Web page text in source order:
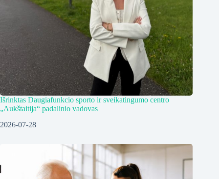
Išrinktas Daugiafunkcio sporto ir sveikatingumo centro
„Aukštaitija“ padalinio vadovas
2026-07-28